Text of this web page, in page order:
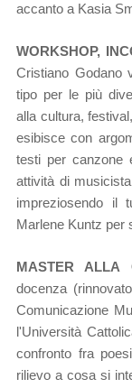
accanto a Kasia
WORKSHOP,
Cristiano Godano
tipo per le più
alla cultura,
esibisce con
testi per canzone
attività di
impreziosendo il
Marlene Kuntz per
MASTER ALLA
docenza
Comunicazione
l'Università
confronto fra
rilievo a cosa si